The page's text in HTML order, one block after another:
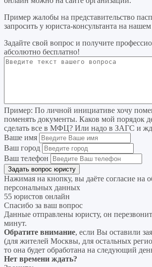
Пример жалобы на представительство
запросить у юриста-консультанта на нашем
Задайте свой вопрос и получите
абсолютно бесплатно!
Пример: По личной инициативе хочу
поменять документы. Каков мой порядок
сделать все в МФЦ? Или надо в ЗАГС и
Ваше имя
Ваш город
Ваш телефон
Нажимая на кнопку, вы даёте согласие на
персональных данных
55 юристов онлайн
Спасибо за ваш вопрос
Данные отправлены юристу, он
минут.
Обратите внимание, если Вы оставили
(для жителей Москвы, для остальных
то она будет обработана на следующий
Нет времени ждать?